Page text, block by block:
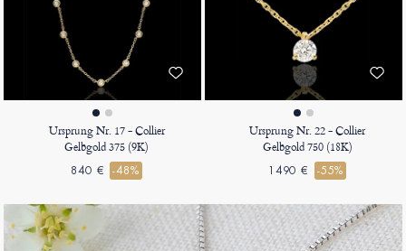
Ursprung Nr. 17 - Collier
Gelbgold 375 (9K)
840 € -48%
Ursprung Nr. 22 - Collier
Gelbgold 750 (18K)
1490 € -55%